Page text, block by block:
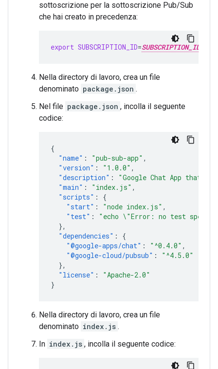
sottoscrizione per la sottoscrizione Pub/Sub
che hai creato in precedenza:
export SUBSCRIPTION_ID=SUBSCRIPTION_ID
Nella directory di lavoro, crea un file
denominato package.json .
Nel file package.json , incolla il seguente
codice:
{
"name" : "pub-sub-app" ,
"version" : "1.0.0" ,
"description" :
"Google Chat App that
"main" : "index.js" ,
"scripts" :
{
"start" : "node index.js" ,
"test" :
"echo \"Error: no test
},
"dependencies" :
{
"@google-apps/chat" : "^0.4.0" ,
"@google-cloud/pubsub" :
"^4.5.0"
},
"license" :
"Apache-2.0"
}
Nella directory di lavoro, crea un file
denominato index.js .
In index.js , incolla il seguente codice: